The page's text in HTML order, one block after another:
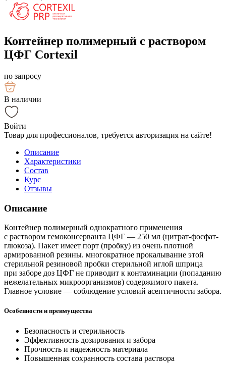
Контейнер полимерный с раствором
ЦФГ Cortexil
по запросу
В наличии
Войти
Товар для профессионалов, требуется авторизация на сайте!
Описание
Характеристики
Состав
Курс
Отзывы
Описание
Контейнер полимерный однократного применения
с раствором гемоконсерванта ЦФГ — 250 мл (цитрат-фосфат-
глюкоза). Пакет имеет порт (пробку) из очень плотной
армированной резины. многократное прокалывание этой
стерильной резиновой пробки стерильной иглой шприца
при заборе доз ЦФГ не приводит к контаминации (попаданию
нежелательных микроорганизмов) содержимого пакета.
Главное условие — соблюдение условий асептичности забора.
Особенности и преимущества
Безопасность и стерильность
Эффективность дозирования и забора
Прочность и надежность материала
Повышенная сохранность состава раствора